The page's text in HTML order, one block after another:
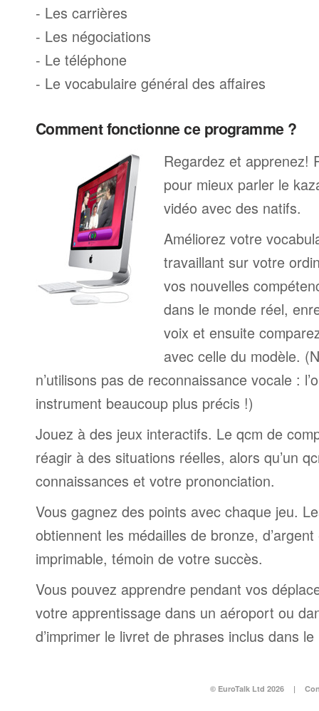
- Les carrières
- Les négociations
- Le téléphone
- Le vocabulaire général des affaires
Comment fonctionne ce programme ?
Regardez et apprenez!
pour mieux parler le
vidéo avec des natifs.
Améliorez votre
travaillant sur votre
vos nouvelles
dans le monde réel,
voix et ensuite
avec celle du modèle.
n’utilisons pas de reconnaissance vocale :
instrument beaucoup plus précis !)
Jouez à des jeux interactifs. Le qcm de
réagir à des situations réelles, alors qu’un
connaissances et votre prononciation.
Vous gagnez des points avec chaque jeu.
obtiennent les médailles de bronze,
imprimable, témoin de votre succès.
Vous pouvez apprendre pendant vos
votre apprentissage dans un aéroport ou
d’imprimer le livret de phrases inclus dans
© EuroTalk Ltd 2026 |